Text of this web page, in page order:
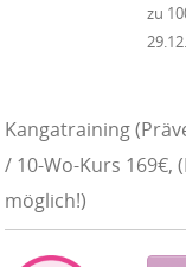
zu
Kangatraining
/ 10-Wo-Kurs 169€,
möglich!)